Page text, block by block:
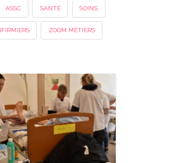
ASSC SANTÉ SOINS
ZOOM MÉTIERS